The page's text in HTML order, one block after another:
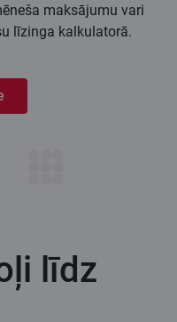
maksājumu vari
līzinga kalkulatorā.
līdz